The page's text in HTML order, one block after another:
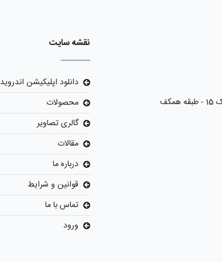
نقشه سایت
دانلود اپلیکیشن اندروید
محصولات
گالری تصاویر
مقالات
درباره ما
قوانین و شرایط
تماس با ما
ورود